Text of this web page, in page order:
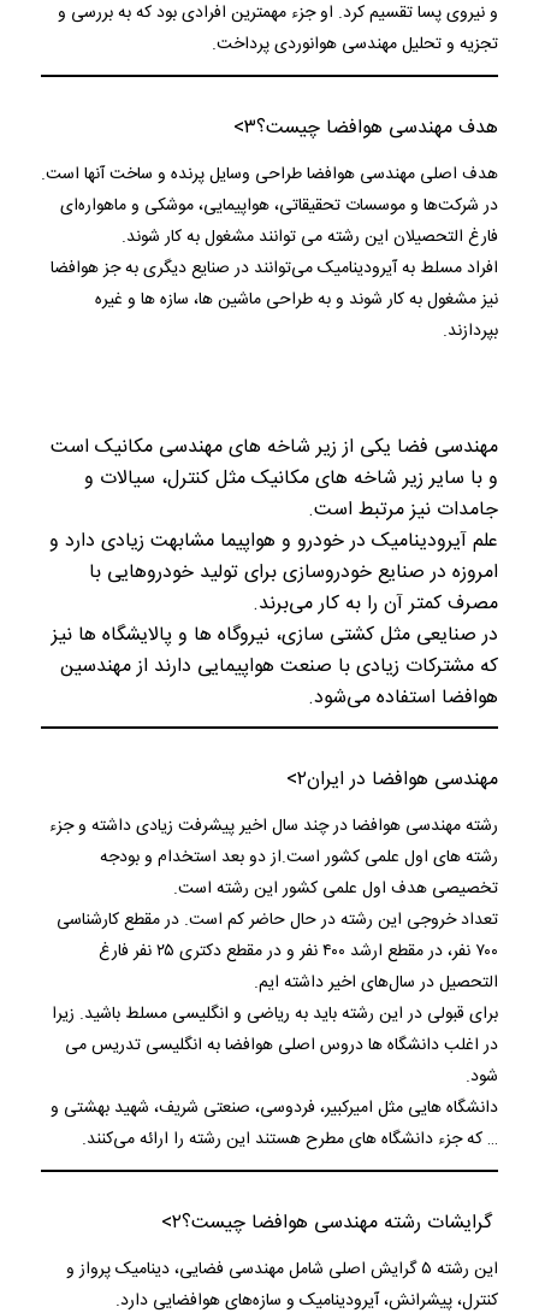
و نیروی پسا تقسیم کرد. او جزء مهمترین افرادی بود که به بررسی و
تجزیه و تحلیل مهندسی هوانوردی پرداخت.
هدف مهندسی هوافضا چیست؟۳>
هدف اصلی مهندسی هوافضا طراحی وسایل پرنده و ساخت آنها است.
در شرکت‌ها و موسسات تحقیقاتی، هواپیمایی، موشکی و ماهواره‌ای
فارغ التحصیلان این رشته می توانند مشغول به کار شوند.
افراد مسلط به آیرودینامیک می‌توانند در صنایع دیگری به جز هوافضا
نیز مشغول به کار شوند و به طراحی ماشین ها، سازه ها و غیره
بپردازند.
مهندسی فضا یکی از زیر شاخه های مهندسی مکانیک است
و با سایر زیر شاخه های مکانیک مثل کنترل، سیالات و
جامدات نیز مرتبط است.
علم آیرودینامیک در خودرو و هواپیما مشابهت زیادی دارد و
امروزه در صنایع خودروسازی برای تولید خودروهایی با
مصرف کمتر آن را به کار می‌برند.
در صنایعی مثل کشتی سازی، نیروگاه ها و پالایشگاه ها نیز
که مشترکات زیادی با صنعت هواپیمایی دارند از مهندسین
هوافضا استفاده می‌شود.
مهندسی هوافضا در ایران۲>
رشته مهندسی هوافضا در چند سال اخیر پیشرفت زیادی داشته و جزء
رشته های اول علمی کشور است.از دو بعد استخدام و بودجه
تخصیصی هدف اول علمی کشور این رشته است.
تعداد خروجی این رشته در حال حاضر کم است. در مقطع کارشناسی
۷۰۰ نفر، در مقطع ارشد ۴۰۰ نفر و در مقطع دکتری ۲۵ نفر فارغ
التحصیل در سال‌های اخیر داشته ایم.
برای قبولی در این رشته باید به ریاضی و انگلیسی مسلط باشید. زیرا
در اغلب دانشگاه‌ ها دروس اصلی هوافضا به انگلیسی تدریس می
شود.
دانشگاه هایی مثل امیرکبیر، فردوسی، صنعتی شریف، شهید بهشتی و
… که جزء دانشگاه های مطرح هستند این رشته را ارائه می‌کنند.
گرایشات رشته مهندسی هوافضا چیست؟۲>
این رشته ۵ گرایش اصلی شامل مهندسی فضایی، دینامیک پرواز و
کنترل، پیشرانش، آیرودینامیک و سازه‌های هوافضایی دارد.